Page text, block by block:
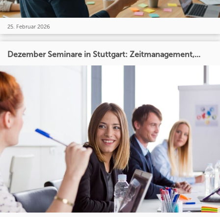
25. Februar 2026
Dezember Seminare in Stuttgart: Zeitmanagement,...